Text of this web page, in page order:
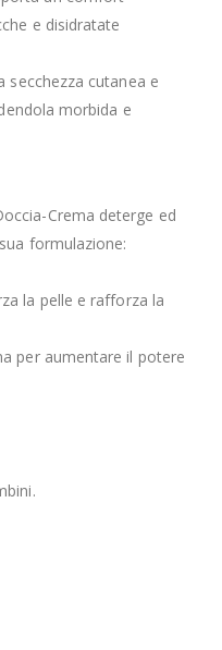
e disidratate
secchezza cutanea e
morbida e
Crema deterge ed
formulazione:
la pelle e rafforza la
per aumentare il potere